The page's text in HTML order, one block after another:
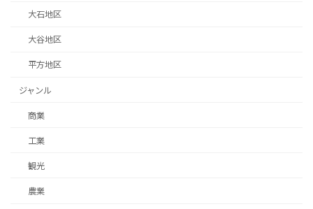
大石地区
大谷地区
平方地区
ジャンル
商業
工業
観光
農業